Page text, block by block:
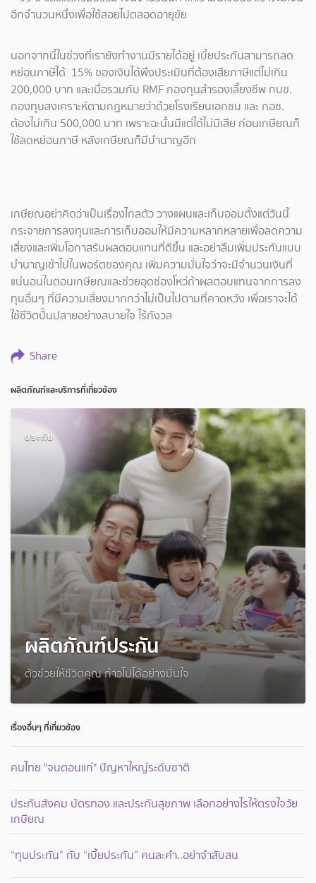
อีกจำนวนหนึ่งเพื่อใช้สอยไปตลอดอายุขัย
นอกจากนี้ในช่วงที่เรายังทำงานมีรายได้อยู่ เบี้ยประกันสามารถลด
หย่อนภาษีได้ 15% ของเงินได้พึงประเมินที่ต้องเสียภาษีแต่ไม่เกิน
200,000 บาท และเมื่อรวมกับ RMF กองทุนสำรองเลี้ยงชีพ กบข.
กองทุนสงเคราะห์ตามกฏหมายว่าด้วยโรงเรียนเอกชน และ กอช.
ต้องไม่เกิน 500,000 บาท เพราะฉะนั้นมีแต่ได้ไม่มีเสีย ก่อนเกษียณก็
ใช้ลดหย่อนภาษี หลังเกษียณก็มีบำนาญอีก
เกษียณอย่าคิดว่าเป็นเรื่องไกลตัว วางแผนและเก็บออมตั้งแต่วันนี้
กระจายการลงทุนและการเก็บออมให้มีความหลากหลายเพื่อลดความ
เสี่ยงและเพิ่มโอกาสรับผลตอบแทนที่ดีขึ้น และอย่าลืมเพิ่มประกันแบบ
บำนาญเข้าไปในพอร์ตของคุณ เพิ่มความมั่นใจว่าจะมีจำนวนเงินที่
แน่นอนในตอนเกษียณและช่วยอุดช่องโหว่ถ้าผลตอบแทนจากการลง
ทุนอื่นๆ ที่มีความเสี่ยงมากกว่าไม่เป็นไปตามที่คาดหวัง เพื่อเราจะได้
ใช้ชีวิตปั้นปลายอย่างสบายใจ ไร้กังวล
Share
ผลิตภัณฑ์และบริการที่เกี่ยวข้อง
ประกัน
ผลิตภัณฑ์ประกัน
ตัวช่วยให้ชีวิตคุณ ก้าวไปได้อย่างมั่นใจ
เรื่องอื่นๆ ที่เกี่ยวข้อง
คนไทย "จนตอนแก่" ปัญหาใหญ่ระดับชาติ
ประกันสังคม บัตรทอง และประกันสุขภาพ เลือกอย่างไรให้ตรงใจวัย
เกษียณ
“ทุนประกัน” กับ “เบี้ยประกัน” คนละคำ..อย่าจำสับสน